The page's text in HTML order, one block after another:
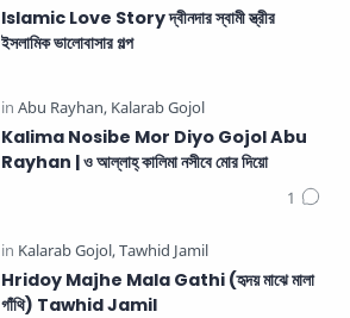
Islamic Love Story দ্বীনদার স্বামী স্ত্রীর
ইসলামিক ভালোবাসার গল্প
Kalima Nosibe Mor Diyo Gojol Abu
Rayhan | ও আল্লাহ্‌ কালিমা নসীবে মোর দিয়ো
Hridoy Majhe Mala Gathi (হৃদয় মাঝে মালা
গাঁথি) Tawhid Jamil